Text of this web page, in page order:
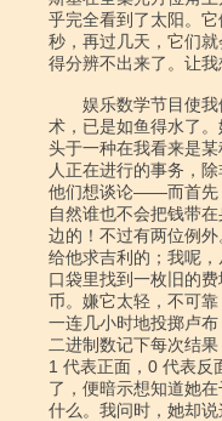
乎完全看到了太阳。
秒，再过几天，它们就
得分辨不出来了。让
娱乐数学节目使我
术，已是如鱼得水了。
头于一种在我看来是
人正在进行的事务，除
他们想谈论――而首先
自然谁也不会把钱带在
边的！不过有两位例
给他求吉利的；我呢，
口袋里找到一枚旧的
币。嫌它太轻，不可靠
一连几小时地投掷卢
二进制数记下每次结果
1 代表正面，0 代表反
了，便暗示想知道她在
什么。我问时，她却